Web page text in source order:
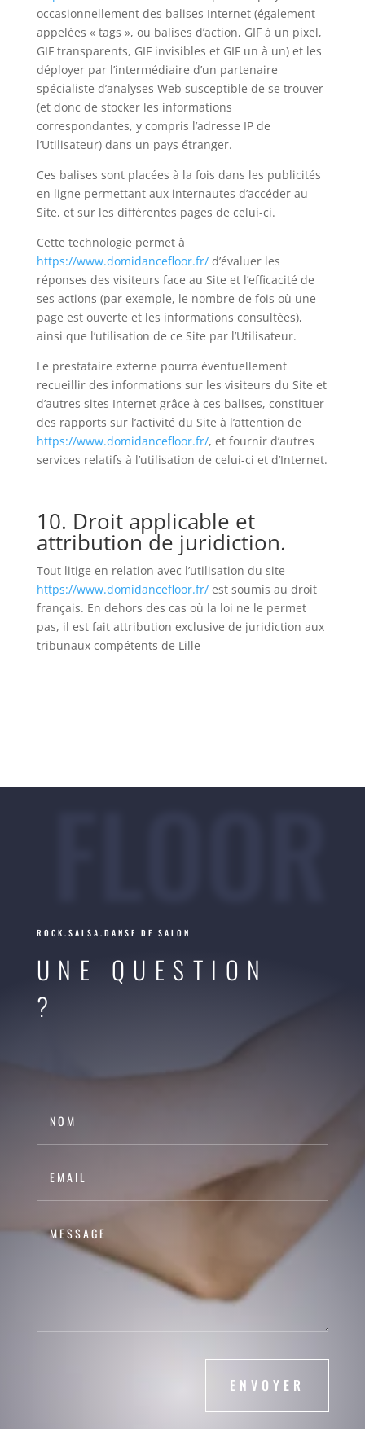
occasionnellement des balises Internet (également
appelées « tags », ou balises d’action, GIF à un pixel,
GIF transparents, GIF invisibles et GIF un à un) et les
déployer par l’intermédiaire d’un partenaire
spécialiste d’analyses Web susceptible de se trouver
(et donc de stocker les informations
correspondantes, y compris l’adresse IP de
l’Utilisateur) dans un pays étranger.
Ces balises sont placées à la fois dans les publicités
en ligne permettant aux internautes d’accéder au
Site, et sur les différentes pages de celui-ci.
Cette technologie permet à
https://www.domidancefloor.fr/d’évaluer les
réponses des visiteurs face au Site et l’efficacité de
ses actions (par exemple, le nombre de fois où une
page est ouverte et les informations consultées),
ainsi que l’utilisation de ce Site par l’Utilisateur.
Le prestataire externe pourra éventuellement
recueillir des informations sur les visiteurs du Site et
d’autres sites Internet grâce à ces balises, constituer
des rapports sur l’activité du Site à l’attention de
https://www.domidancefloor.fr/, et fournir d’autres
services relatifs à l’utilisation de celui-ci et d’Internet.
10. Droit applicable et
attribution de juridiction.
Tout litige en relation avec l’utilisation du site
https://www.domidancefloor.fr/est soumis au droit
français. En dehors des cas où la loi ne le permet
pas, il est fait attribution exclusive de juridiction aux
tribunaux compétents de Lille
ROCK.SALSA.DANSE DE SALON
UNE QUESTION
?
ENVOYER